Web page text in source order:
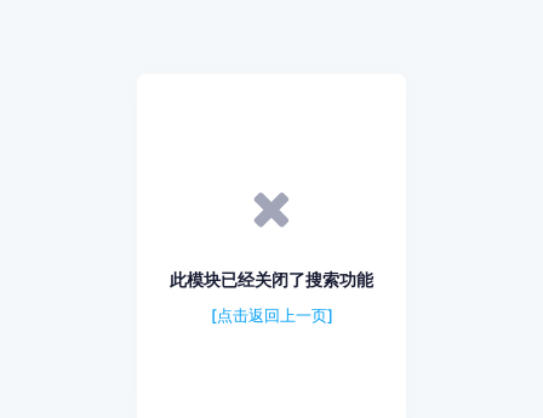
此模块已经关闭了搜索功能
[点击返回上一页]